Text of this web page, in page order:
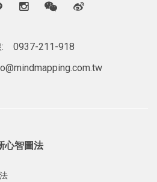
0937-211-918
心智圖法